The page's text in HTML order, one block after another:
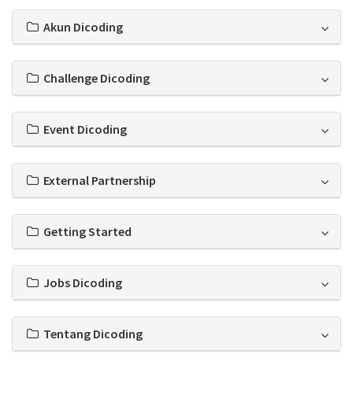
Akun Dicoding
Challenge Dicoding
Event Dicoding
External Partnership
Getting Started
Jobs Dicoding
Tentang Dicoding